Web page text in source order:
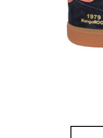
Ralph Lauren
Timberland